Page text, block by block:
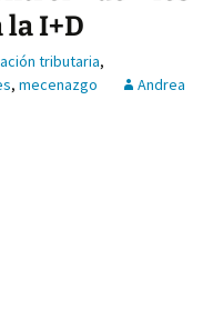
I+D
tributaria,
, mecenazgo
Andrea